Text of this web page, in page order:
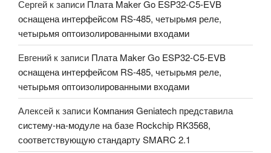
Сергей к записи Плата Maker Go ESP32-C5-EVB
оснащена интерфейсом RS-485, четырьмя реле,
четырьмя оптоизолированными входами
Евгений к записи Плата Maker Go ESP32-C5-EVB
оснащена интерфейсом RS-485, четырьмя реле,
четырьмя оптоизолированными входами
Алексей к записи Компания Geniatech представила
систему-на-модуле на базе Rockchip RK3568,
соответствующую стандарту SMARC 2.1